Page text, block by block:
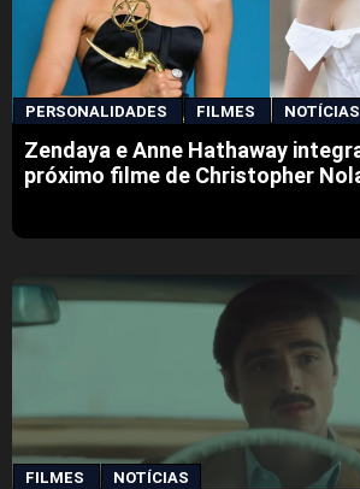
PERSONALIDADES FILMES NOTÍCIAS
Zendaya e Anne Hathaway
próximo filme de Christopher
FILMES NOTÍCIAS